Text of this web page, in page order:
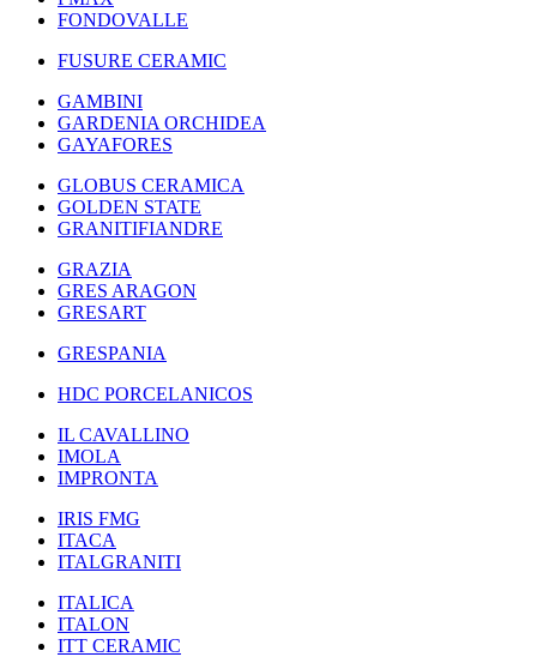
FONDOVALLE
FUSURE CERAMIC
GAMBINI
GARDENIA ORCHIDEA
GAYAFORES
GLOBUS CERAMICA
GOLDEN STATE
GRANITIFIANDRE
GRAZIA
GRES ARAGON
GRESART
GRESPANIA
HDC PORCELANICOS
IL CAVALLINO
IMOLA
IMPRONTA
IRIS FMG
ITACA
ITALGRANITI
ITALICA
ITALON
ITT CERAMIC